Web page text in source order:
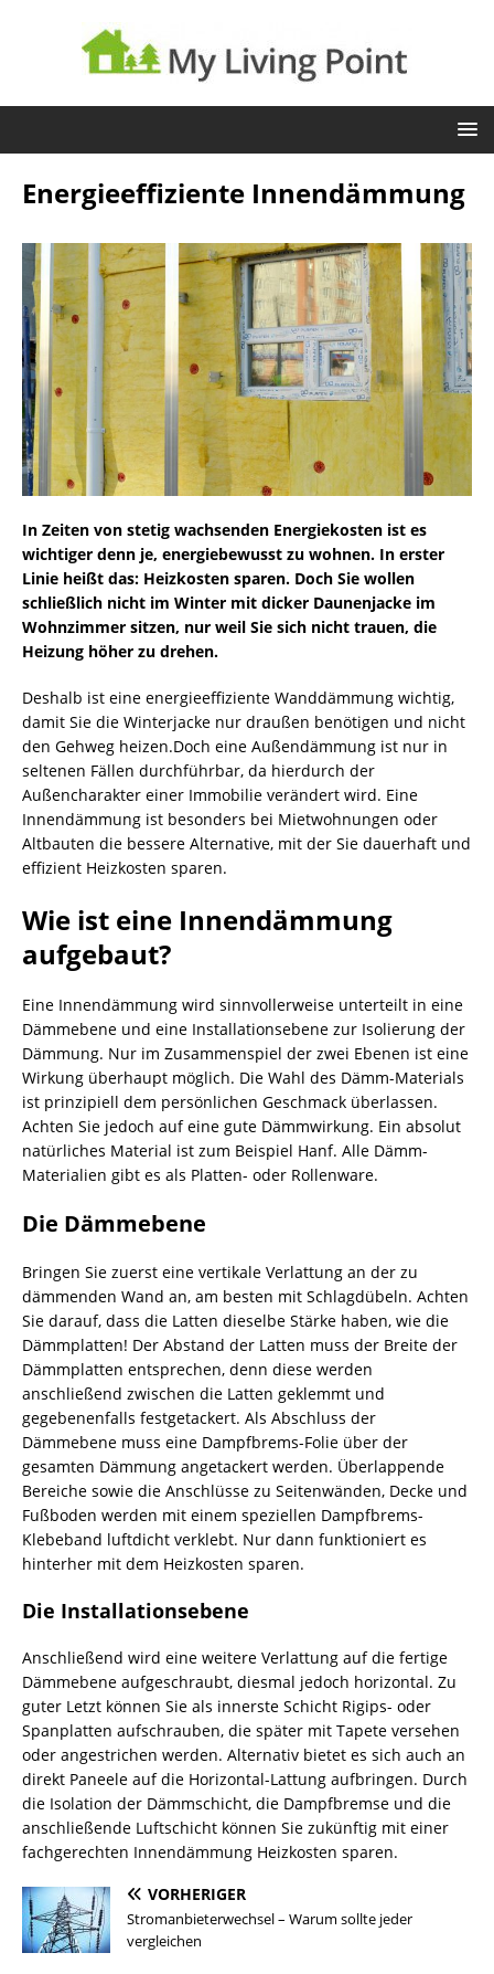
Energieeffiziente Innendämmung
In Zeiten von stetig wachsenden Energiekosten ist es
wichtiger denn je, energiebewusst zu wohnen. In erster
Linie heißt das: Heizkosten sparen. Doch Sie wollen
schließlich nicht im Winter mit dicker Daunenjacke im
Wohnzimmer sitzen, nur weil Sie sich nicht trauen, die
Heizung höher zu drehen.
Deshalb ist eine energieeffiziente Wanddämmung wichtig,
damit Sie die Winterjacke nur draußen benötigen und nicht
den Gehweg heizen.Doch eine Außendämmung ist nur in
seltenen Fällen durchführbar, da hierdurch der
Außencharakter einer Immobilie verändert wird. Eine
Innendämmung ist besonders bei Mietwohnungen oder
Altbauten die bessere Alternative, mit der Sie dauerhaft und
effizient Heizkosten sparen.
Wie ist eine Innendämmung
aufgebaut?
Eine Innendämmung wird sinnvollerweise unterteilt in eine
Dämmebene und eine Installationsebene zur Isolierung der
Dämmung. Nur im Zusammenspiel der zwei Ebenen ist eine
Wirkung überhaupt möglich. Die Wahl des Dämm-Materials
ist prinzipiell dem persönlichen Geschmack überlassen.
Achten Sie jedoch auf eine gute Dämmwirkung. Ein absolut
natürliches Material ist zum Beispiel Hanf. Alle Dämm-
Materialien gibt es als Platten- oder Rollenware.
Die Dämmebene
Bringen Sie zuerst eine vertikale Verlattung an der zu
dämmenden Wand an, am besten mit Schlagdübeln. Achten
Sie darauf, dass die Latten dieselbe Stärke haben, wie die
Dämmplatten! Der Abstand der Latten muss der Breite der
Dämmplatten entsprechen, denn diese werden
anschließend zwischen die Latten geklemmt und
gegebenenfalls festgetackert. Als Abschluss der
Dämmebene muss eine Dampfbrems-Folie über der
gesamten Dämmung angetackert werden. Überlappende
Bereiche sowie die Anschlüsse zu Seitenwänden, Decke und
Fußboden werden mit einem speziellen Dampfbrems-
Klebeband luftdicht verklebt. Nur dann funktioniert es
hinterher mit dem Heizkosten sparen.
Die Installationsebene
Anschließend wird eine weitere Verlattung auf die fertige
Dämmebene aufgeschraubt, diesmal jedoch horizontal. Zu
guter Letzt können Sie als innerste Schicht Rigips- oder
Spanplatten aufschrauben, die später mit Tapete versehen
oder angestrichen werden. Alternativ bietet es sich auch an
direkt Paneele auf die Horizontal-Lattung aufbringen. Durch
die Isolation der Dämmschicht, die Dampfbremse und die
anschließende Luftschicht können Sie zukünftig mit einer
fachgerechten Innendämmung Heizkosten sparen.
VORHERIGER
Stromanbieterwechsel – Warum sollte jeder
vergleichen